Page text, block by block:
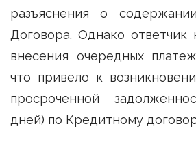
разъяснения о
Договора. Однако ответчик
внесения очередных
что привело к
просроченной
дней) по Кредитному